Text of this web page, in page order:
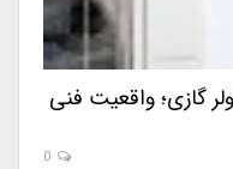
گازی؛ واقعیت فنی